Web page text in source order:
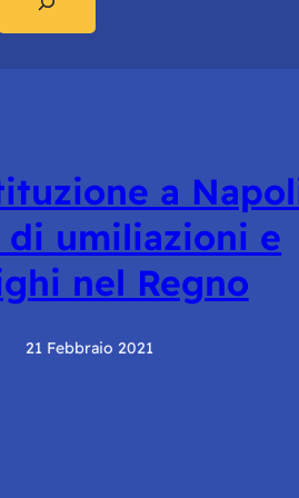
a
umiliazioni e
nel Regno
21 Febbraio 2021